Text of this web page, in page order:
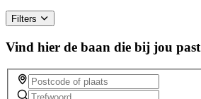
Filters
Vind hier de baan die bij jou past